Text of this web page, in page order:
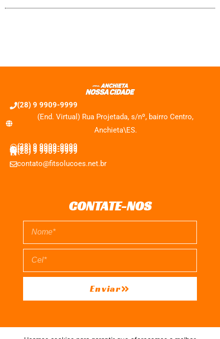
(28) 9 9909-9999
(End. Virtual) Rua Projetada, s/nº, bairro Centro,
Anchieta\ES.
(28) 9 9909-9999
(28) 9 9909-9999
(28) 9 9909-9999
contato@fitsolucoes.net.br
CONTATE-NOS
Enviar